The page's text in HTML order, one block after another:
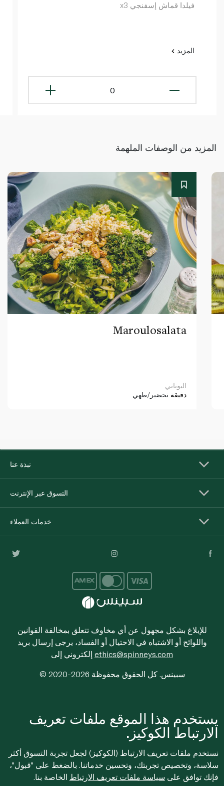
فيلدا قماش إسفنجي x3
المزيد
0
المزيد من الوصفات الملهمة
Maroulosalata
اليوناني
دقيقة تحضير/طهي
نبذة عنا
التسوق عبر الإنترنت
خدمات العملاء
للإبلاغ بشكل مجهول عن أي مخاوف تتعلق بمخالفة القوانين
واللوائح أو الاشتباه في الاحتيال أو الفساد، يرجى إرسال بريد
ethics@spinneys.com
© 2020-2026 سبينس. كل الحقوق محفوظة
يستخدم هذا الموقع ملفات تعريف
الارتباط الكوكيز.
نستخدم ملفات تعريف الارتباط (الكوكيز) لجعل تجربة التسوق أكثر
سلاسة، وتخصيص تجربتك، وتحسين خدماتنا. بالضغط على "قبول"،
فإنك توافق على سياسة ملفات تعريف الارتباط الخاصة بنا.